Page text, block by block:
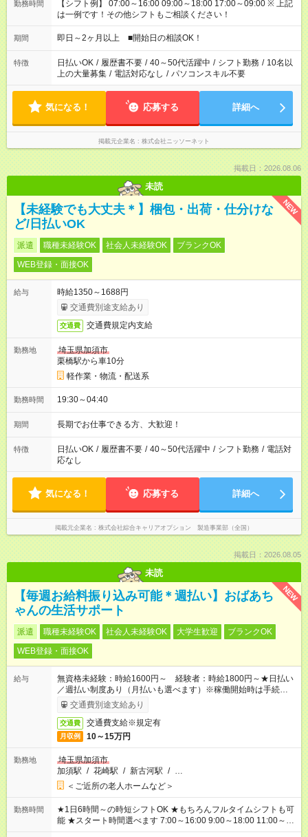
勤務時間
【シフト例】 07:00～16:00 09:00～18:00 17:00～09:00 ※ 上記
は一例です！その他シフトもご相談ください！
期間 即日～2ヶ月以上 ■開始日の相談OK！
特徴 日払いOK / 履歴書不要 / 40～50代活躍中 / シフト勤務 / 10名以
上の大量募集 / 電話対応なし / パソコンスキル不要
気になる！ 応募する 詳細へ
掲載元企業名 株式会社ニッソーネット
掲載日：2026.08.06
未読
NEW
【未経験でも大丈夫＊】梱包・出荷・仕分けな
ど/日払いOK
派遣 職種未経験OK 社会人未経験OK
ブランクOK
WEB登録・面接OK
給与
時給1350～1688円
交通費別途支給あり
交通費 交通費規定内支給
勤務地
埼玉県加須市
栗橋駅から車10分
軽作業・物流・配送系
勤務時間 19:30～04:40
期間 長期でお仕事できる方、大歓迎！
特徴 日払いOK / 履歴書不要 / 40～50代活躍中 / シフト勤務 / 電話対
応なし
気になる！ 応募する 詳細へ
掲載元企業名 株式会社綜合キャリアオプション 製造事業部（全国）
掲載日：2026.08.05
未読
NEW
【毎週お給料振り込み可能＊週払い】おばあち
ゃんの生活サポート
派遣 職種未経験OK 社会人未経験OK 大学生歓迎
ブランクOK
WEB登録・面接OK
給与
無資格未経験：時給1600円～ 経験者：時給1800円～★日払い
／週払い制度あり（月払いも選べます）※稼働開始時は手続き完
了次第のお支払いとなります。
交通費別途支給あり
交通費 交通費支給※規定有
月収例 10～15万円
勤務地
埼玉県加須市
加須駅 / 花崎駅 / 新古河駅 / …
＜ご近所の老人ホームなど＞
勤務時間
★1日6時間～の時短シフトOK ★もちろんフルタイムシフトも可
能 ★スタート時間選べます 7:00～16:00 9:00～18:00 11:00～
20:00 など 残業なし！ ※Wワークの場合、他のお仕事と合わせ